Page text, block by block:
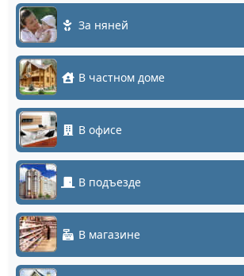
За няней
В частном доме
В офисе
В подъезде
В магазине